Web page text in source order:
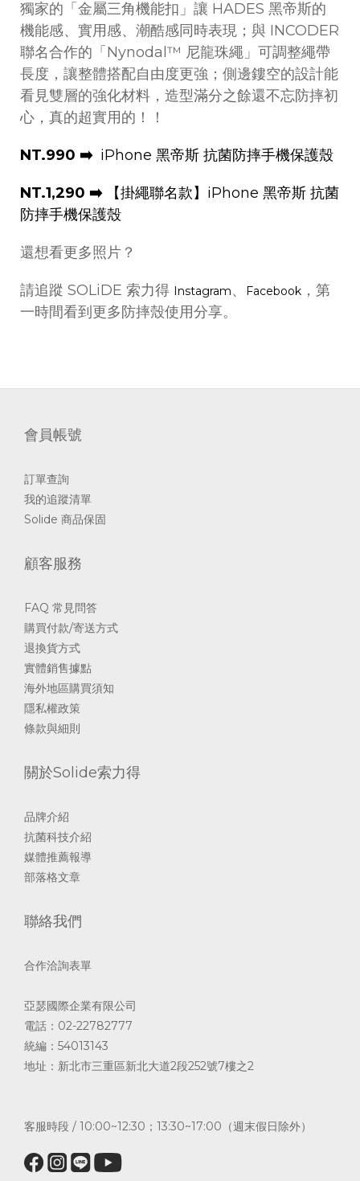
獨家的「金屬三角機能扣」讓 HADES 黑帝斯的
機能感、實用感、潮酷感同時表現；與 INCODER
聯名合作的「Nynodal™ 尼龍珠繩」可調整繩帶
長度，讓整體搭配自由度更強；側邊鏤空的設計能
看見雙層的強化材料，造型滿分之餘還不忘防摔初
心，真的超實用的！！
NT.990 ➡️ iPhone 黑帝斯 抗菌防摔手機保護殼
NT.1,290 ➡️
【掛繩聯名款】iPhone 黑帝斯 抗菌
防摔手機保護殼
還想看更多照片？
請追蹤 SOLiDE 索力得 Instagram、 Facebook ，第
一時間看到更多防摔殼使用分享。
會員帳號
訂單查詢
我的追蹤清單
Solide 商品保固
顧客服務
FAQ 常見問答
購買付款/寄送方式
退換貨方式
實體銷售據點
海外地區購買須知
隱私權政策
條款與細則
關於Solide索力得
品牌介紹
抗菌科技介紹
媒體推薦報導
部落格文章
聯絡我們
合作洽詢表單
亞瑟國際企業有限公司
電話：02-22782777
統編：54013143
地址：新北市三重區新北大道2段252號7樓之2
客服時段 / 10:00~12:30；13:30~17:00（週末假日除外）